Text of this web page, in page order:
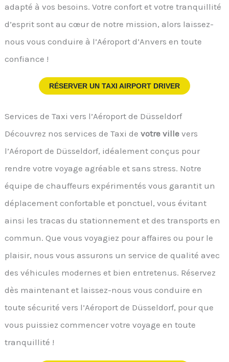
adapté à vos besoins. Votre confort et votre tranquillité
d’esprit sont au cœur de notre mission, alors laissez-
nous vous conduire à l’Aéroport d’Anvers en toute
confiance !
RÉSERVER UN TAXI AIRPORT DRIVER
Services de Taxi vers l’Aéroport de Düsseldorf
Découvrez nos services de Taxi de votre ville vers
l’Aéroport de Düsseldorf, idéalement conçus pour
rendre votre voyage agréable et sans stress. Notre
équipe de chauffeurs expérimentés vous garantit un
déplacement confortable et ponctuel, vous évitant
ainsi les tracas du stationnement et des transports en
commun. Que vous voyagiez pour affaires ou pour le
plaisir, nous vous assurons un service de qualité avec
des véhicules modernes et bien entretenus. Réservez
dès maintenant et laissez-nous vous conduire en
toute sécurité vers l’Aéroport de Düsseldorf, pour que
vous puissiez commencer votre voyage en toute
tranquillité !